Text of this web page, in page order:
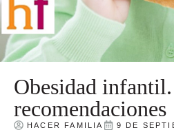
Obesidad
recomendaciones
HACER FAMILIA 9 DE